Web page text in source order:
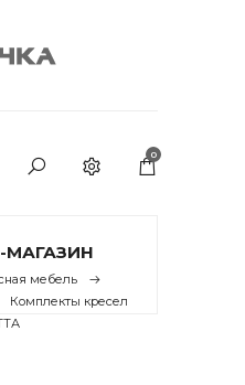
0
МАГАЗИН
мебель
Комплекты кресел